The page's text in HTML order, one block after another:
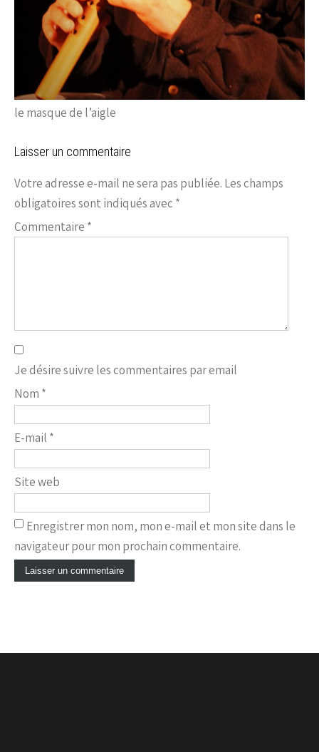
le masque de l’aigle
Laisser un commentaire
Votre adresse e-mail ne sera pas publiée. Les champs
obligatoires sont indiqués avec *
Commentaire *
Je désire suivre les commentaires par email
Nom *
E-mail *
Site web
Enregistrer mon nom, mon e-mail et mon site dans le
navigateur pour mon prochain commentaire.